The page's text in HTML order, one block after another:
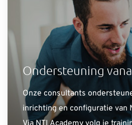
Ondersteuning
Onze consultants
inrichting en configuratie van